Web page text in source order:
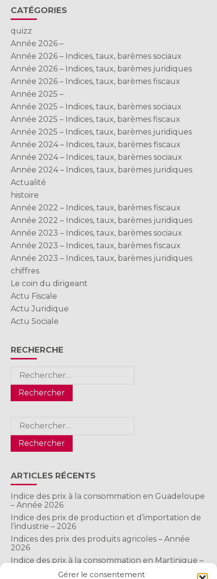
Gérer le consentement
Blog
sidebar
CATÉGORIES
quizz
Année 2026 –
Année 2026 – Indices, taux, barèmes sociaux
Année 2026 – Indices, taux, barèmes juridiques
Année 2026 – Indices, taux, barèmes fiscaux
Année 2025 –
Année 2025 – Indices, taux, barèmes sociaux
Année 2025 – Indices, taux, barèmes fiscaux
Année 2025 – Indices, taux, barèmes juridiques
Année 2024 – Indices, taux, barèmes fiscaux
Année 2024 – Indices, taux, barèmes sociaux
Année 2024 – Indices, taux, barèmes juridiques
Actualité
histoire
Année 2022 – Indices, taux, barèmes fiscaux
Année 2022 – Indices, taux, barèmes juridiques
Année 2023 – Indices, taux, barèmes sociaux
Année 2023 – Indices, taux, barèmes fiscaux
Année 2023 – Indices, taux, barèmes juridiques
chiffres
Le coin du dirigeant
Actu Fiscale
Actu Juridique
Actu Sociale
RECHERCHE
Rechercher :
Rechercher :
ARTICLES RÉCENTS
Indice des prix à la consommation en Guadeloupe
– Année 2026
Indice des prix de production et d’importation de
l’industrie – 2026
Indices des prix des produits agricoles – Année
2026
Indice des prix à la consommation en Martinique –